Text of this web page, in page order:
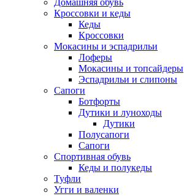
Домашняя обувь
Кроссовки и кеды
Кеды
Кроссовки
Мокасины и эспадрильи
Лоферы
Мокасины и топсайдеры
Эспадрильи и слипоны
Сапоги
Ботфорты
Дутики и луноходы
Дутики
Полусапоги
Сапоги
Спортивная обувь
Кеды и полукеды
Туфли
Угги и валенки